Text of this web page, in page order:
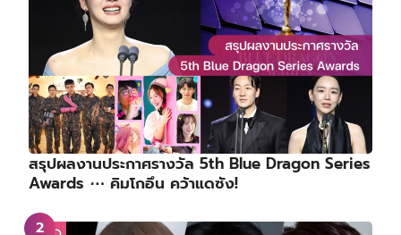
สรุปผลงานประกาศรางวัล 5th Blue Dragon Series
Awards ⋯ คิมโกอึน คว้าแดซัง!